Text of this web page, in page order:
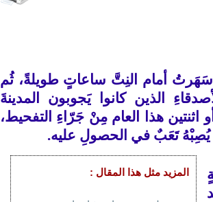
سَهَرتُ أمام النِتَّ ساعاتٍ طويلةً، ثُم
الذين كانوا يَجوبون المدينةَ
اثنتين هذا العام مِنْ جَرّاءِ التفحيط،
يُصِبْهُ تَعَبٌ في الحصولِ عليه.
المزيد مثل هذا المقال :